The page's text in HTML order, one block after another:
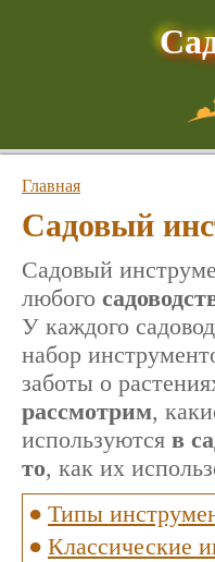
Главная
Садовый
Садовый
любого
У каждого
набор
заботы о
рассмотрим,
используются в
то, как их
Типы
Классические